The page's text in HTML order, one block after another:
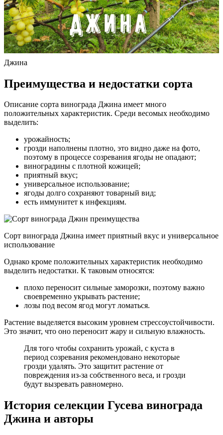
Джина
Преимущества и недостатки сорта
Описание сорта винограда Джина имеет много
положительных характеристик. Среди весомых необходимо
выделить:
урожайность;
грозди наполнены плотно, это видно даже на фото,
поэтому в процессе созревания ягоды не опадают;
виноградины с плотной кожицей;
приятный вкус;
универсальное использование;
ягоды долго сохраняют товарный вид;
есть иммунитет к инфекциям.
Сорт винограда Джина имеет приятный вкус и универсальное
использование
Однако кроме положительных характеристик необходимо
выделить недостатки. К таковым относятся:
плохо переносит сильные заморозки, поэтому важно
своевременно укрывать растение;
лозы под весом ягод могут ломаться.
Растение выделяется высоким уровнем стрессоустойчивости.
Это значит, что оно переносит жару и сильную влажность.
Для того чтобы сохранить урожай, с куста в
период созревания рекомендовано некоторые
грозди удалять. Это защитит растение от
повреждения из-за собственного веса, и грозди
будут вызревать равномерно.
История селекции Гусева винограда
Джина и авторы